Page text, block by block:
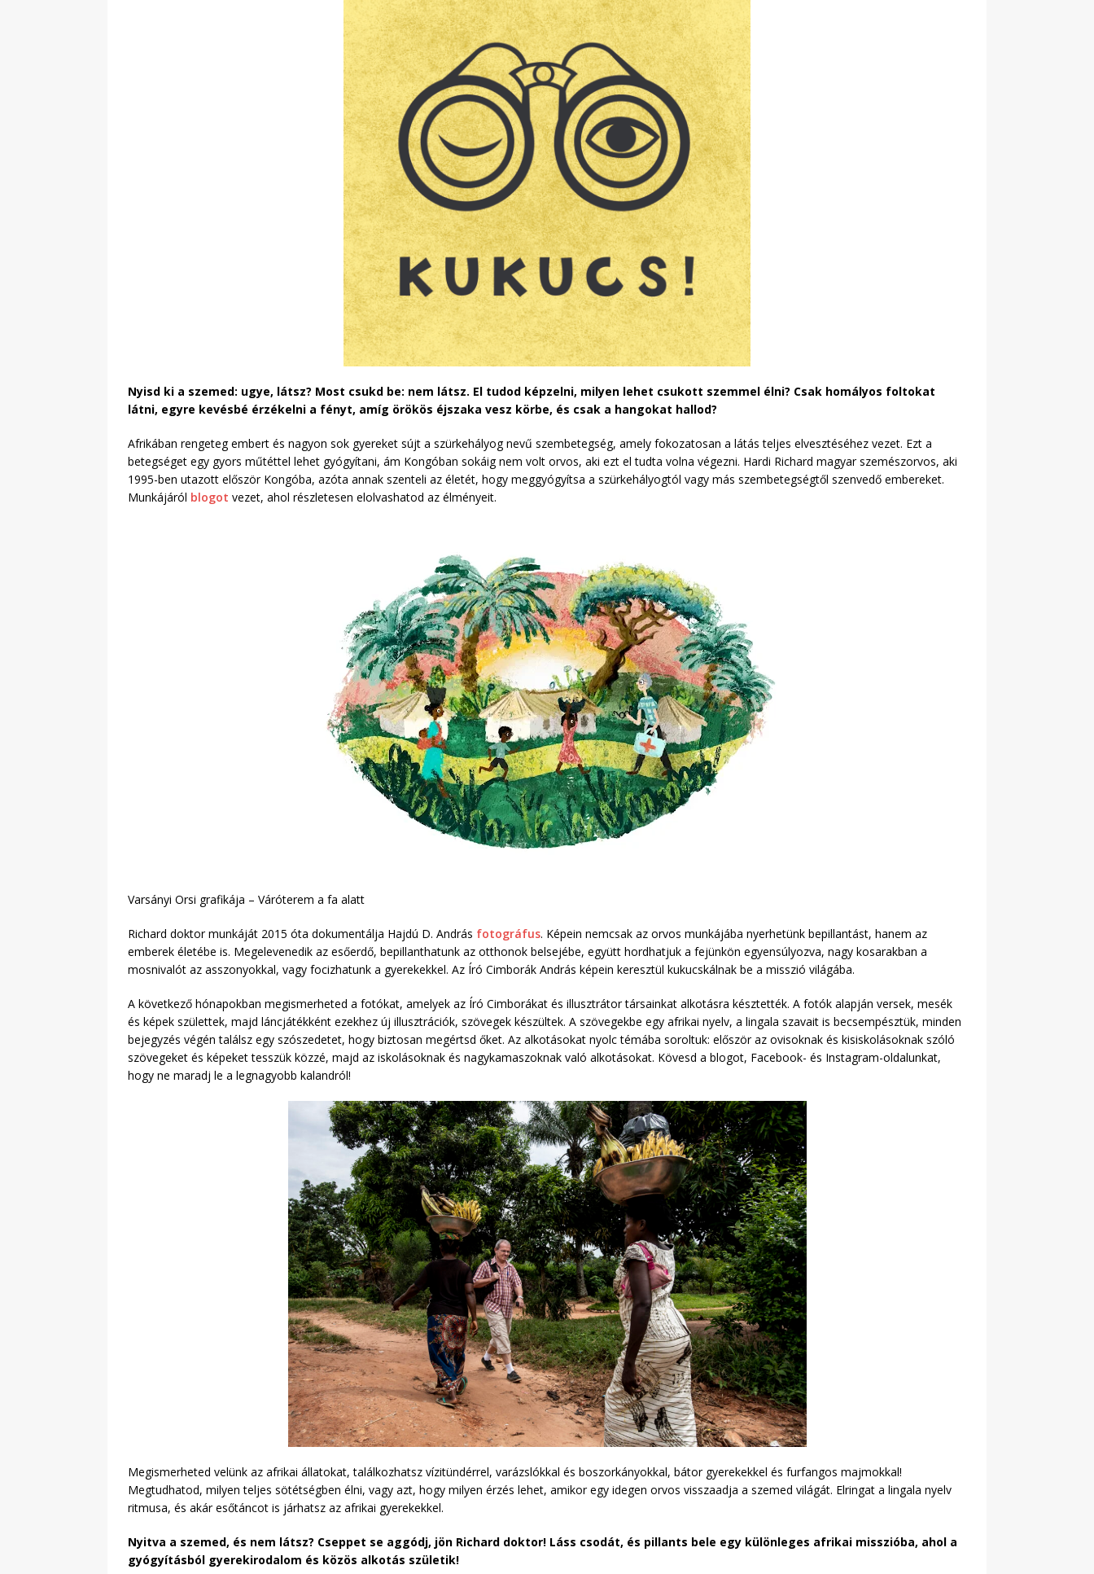
Nyisd ki a szemed: ugye, látsz? Most csukd be: nem látsz. El tudod képzelni, milyen lehet csukott szemmel élni? Csak homályos foltokat
látni, egyre kevésbé érzékelni a fényt, amíg örökös éjszaka vesz körbe, és csak a hangokat hallod?
Afrikában rengeteg embert és nagyon sok gyereket sújt a szürkehályog nevű szembetegség, amely fokozatosan a látás teljes elvesztéséhez vezet. Ezt a
betegséget egy gyors műtéttel lehet gyógyítani, ám Kongóban sokáig nem volt orvos, aki ezt el tudta volna végezni. Hardi Richard magyar szemészorvos, aki
1995-ben utazott először Kongóba, azóta annak szenteli az életét, hogy meggyógyítsa a szürkehályogtól vagy más szembetegségtől szenvedő embereket.
Munkájáról blogot vezet, ahol részletesen elolvashatod az élményeit.
Varsányi Orsi grafikája – Váróterem a fa alatt
Richard doktor munkáját 2015 óta dokumentálja Hajdú D. András fotográfus. Képein nemcsak az orvos munkájába nyerhetünk bepillantást, hanem az
emberek életébe is. Megelevenedik az esőerdő, bepillanthatunk az otthonok belsejébe, együtt hordhatjuk a fejünkön egyensúlyozva, nagy kosarakban a
mosnivalót az asszonyokkal, vagy focizhatunk a gyerekekkel. Az Író Cimborák András képein keresztül kukucskálnak be a misszió világába.
A következő hónapokban megismerheted a fotókat, amelyek az Író Cimborákat és illusztrátor társainkat alkotásra késztették. A fotók alapján versek, mesék
és képek születtek, majd láncjátékként ezekhez új illusztrációk, szövegek készültek. A szövegekbe egy afrikai nyelv, a lingala szavait is becsempésztük, minden
bejegyzés végén találsz egy szószedetet, hogy biztosan megértsd őket. Az alkotásokat nyolc témába soroltuk: először az ovisoknak és kisiskolásoknak szóló
szövegeket és képeket tesszük közzé, majd az iskolásoknak és nagykamaszoknak való alkotásokat. Kövesd a blogot, Facebook- és Instagram-oldalunkat,
hogy ne maradj le a legnagyobb kalandról!
Megismerheted velünk az afrikai állatokat, találkozhatsz vízitündérrel, varázslókkal és boszorkányokkal, bátor gyerekekkel és furfangos majmokkal!
Megtudhatod, milyen teljes sötétségben élni, vagy azt, hogy milyen érzés lehet, amikor egy idegen orvos visszaadja a szemed világát. Elringat a lingala nyelv
ritmusa, és akár esőtáncot is járhatsz az afrikai gyerekekkel.
Nyitva a szemed, és nem látsz? Cseppet se aggódj, jön Richard doktor! Láss csodát, és pillants bele egy különleges afrikai misszióba, ahol a
gyógyításból gyerekirodalom és közös alkotás születik!